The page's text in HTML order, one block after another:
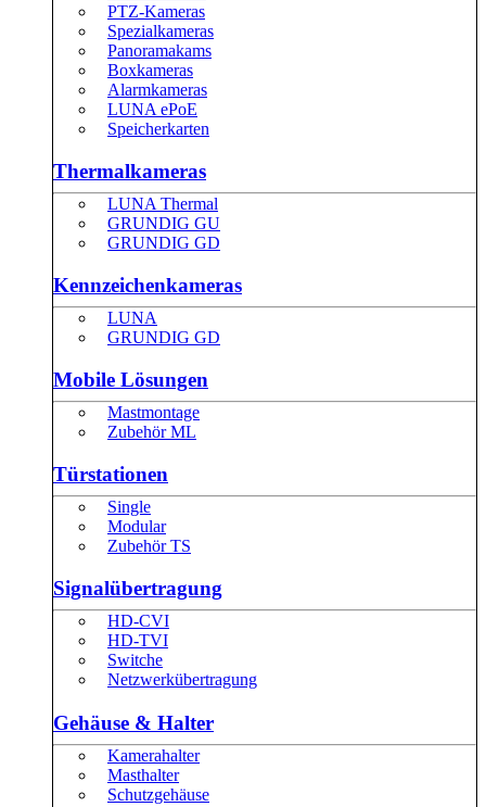
PTZ-Kameras
Spezialkameras
Panoramakams
Boxkameras
Alarmkameras
LUNA ePoE
Speicherkarten
Thermalkameras
LUNA Thermal
GRUNDIG GU
GRUNDIG GD
Kennzeichenkameras
LUNA
GRUNDIG GD
Mobile Lösungen
Mastmontage
Zubehör ML
Türstationen
Single
Modular
Zubehör TS
Signalübertragung
HD-CVI
HD-TVI
Switche
Netzwerkübertragung
Gehäuse & Halter
Kamerahalter
Masthalter
Schutzgehäuse